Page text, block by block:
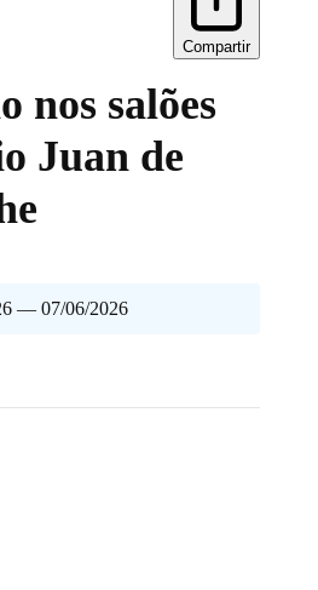
Compartir
nos salões
Juan de
— 07/06/2026